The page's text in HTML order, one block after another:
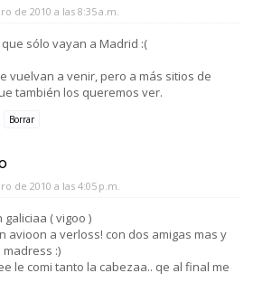
de 2010 a las 8:35 a.m.
sólo vayan a Madrid :(
vuelvan a venir, pero a más sitios de
también los queremos ver.
Borrar
de 2010 a las 4:05 p.m.
galiciaa ( vigoo )
avioon a verloss! con dos amigas mas y
:)
le comi tanto la cabezaa.. qe al final me